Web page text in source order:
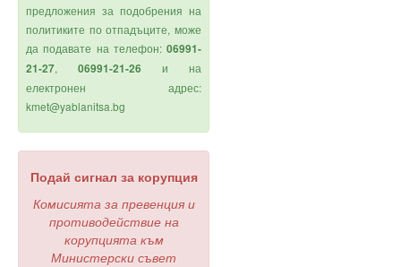
предложения за подобрения на
политиките по отпадъците, може
да подавате на телефон:06991-
21-27,06991-21-26 и на
електронен адрес:
kmet@yablanitsa.bg
Подай сигнал за корупция
Комисията за превенция и
противодействие на
корупцията към
Министерски съвет